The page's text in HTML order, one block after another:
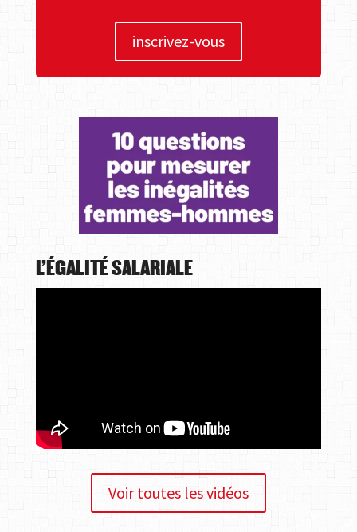
inscrivez-vous
L’ÉGALITÉ SALARIALE
Voir toutes les vidéos